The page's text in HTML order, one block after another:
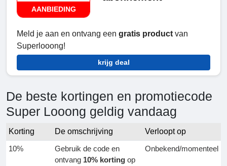
AANBIEDING
Meld je aan en ontvang een gratis product van
Superlooong!
krijg deal
De beste kortingen en promotiecode
Super Looong geldig vandaag
Korting De omschrijving
Verloopt op
10%
Gebruik de code en
ontvang 10% korting op
Onbekend/momenteel